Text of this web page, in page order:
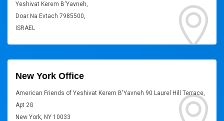
Yeshivat Kerem B'Yavneh,
Doar Na Evtach 7985500,
ISRAEL
New York Office
American Friends of Yeshivat Kerem B'Yavneh 90 Laurel Hill Terrace,
Apt 2G
New York, NY 10033